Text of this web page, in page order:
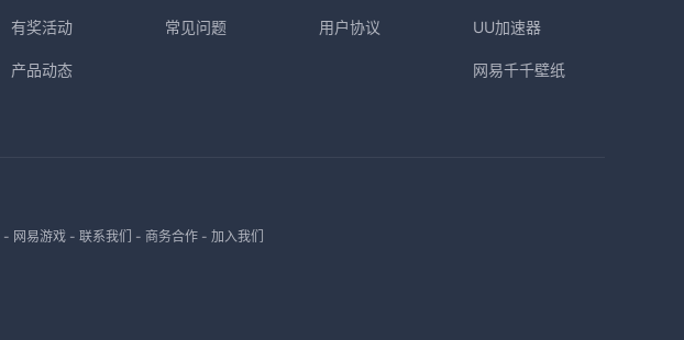
有奖活动
产品动态
常见问题 用户协议 UU加速器
网易千千壁纸
- 网易游戏- 联系我们 - 商务合作- 加入我们